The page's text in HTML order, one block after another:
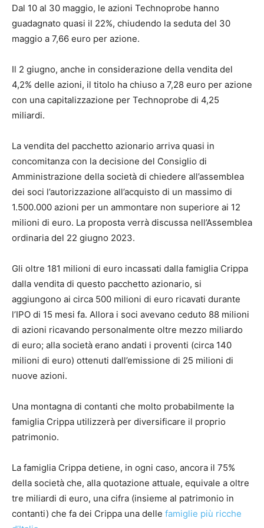
Dal 10 al 30 maggio, le azioni Technoprobe hanno
guadagnato quasi il 22%, chiudendo la seduta del 30
maggio a 7,66 euro per azione.
Il 2 giugno, anche in considerazione della vendita del
4,2% delle azioni, il titolo ha chiuso a 7,28 euro per azione
con una capitalizzazione per Technoprobe di 4,25
miliardi.
La vendita del pacchetto azionario arriva quasi in
concomitanza con la decisione del Consiglio di
Amministrazione della società di chiedere all’assemblea
dei soci l’autorizzazione all’acquisto di un massimo di
1.500.000 azioni per un ammontare non superiore ai 12
milioni di euro. La proposta verrà discussa nell’Assemblea
ordinaria del 22 giugno 2023.
Gli oltre 181 milioni di euro incassati dalla famiglia Crippa
dalla vendita di questo pacchetto azionario, si
aggiungono ai circa 500 milioni di euro ricavati durante
l’IPO di 15 mesi fa. Allora i soci avevano ceduto 88 milioni
di azioni ricavando personalmente oltre mezzo miliardo
di euro; alla società erano andati i proventi (circa 140
milioni di euro) ottenuti dall’emissione di 25 milioni di
nuove azioni.
Una montagna di contanti che molto probabilmente la
famiglia Crippa utilizzerà per diversificare il proprio
patrimonio.
La famiglia Crippa detiene, in ogni caso, ancora il 75%
della società che, alla quotazione attuale, equivale a oltre
tre miliardi di euro, una cifra (insieme al patrimonio in
contanti) che fa dei Crippa una delle famiglie più ricche